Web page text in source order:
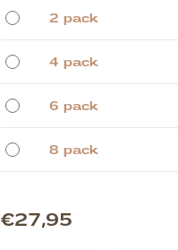
2 pack
4 pack
6 pack
8 pack
€ 27,95